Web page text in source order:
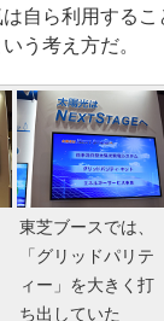
自ら利用する
う考え方だ。
東芝ブースでは、
「グリッドパリテ
ィー」を大きく打
ち出していた